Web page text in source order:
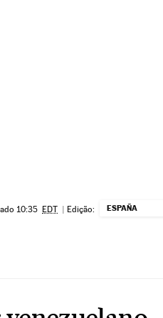
10:35 EDT | Edição: ESPAÑA